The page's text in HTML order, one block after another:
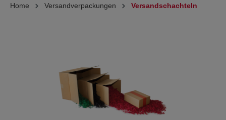
Home Versandverpackungen Versandschachteln